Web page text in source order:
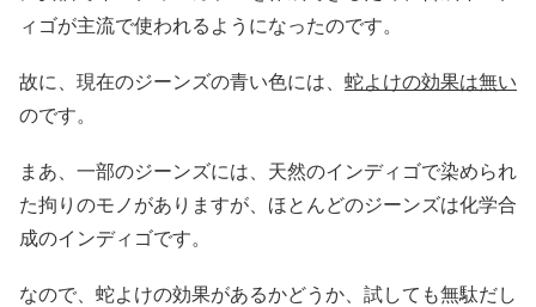
ィゴが主流で使われるようになったのです。
故に、現在のジーンズの青い色には、 蛇よけの効果は無い
のです。
まあ、一部のジーンズには、天然のインディゴで染められ
た拘りのモノがありますが、ほとんどのジーンズは化学合
成のインディゴです。
なので、蛇よけの効果があるかどうか、試しても無駄だし